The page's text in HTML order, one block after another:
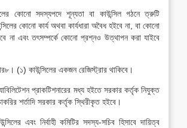
কোনো সদস্যপদে শূন্যতা বা কাউন্সিল গঠনে ত্রুটি
কোনো কার্য অথবা কার্যধারা অবৈধ হইবে না, বা কোনো
না এবং তৎসম্পর্কে কোনো প্রশ্নও উত্থাপন করা যাইবে
(১) কাউন্সিলের একজন রেজিস্ট্রার থাকিবে।
প্রাকটিশনারের মধ্য হইতে সরকার কর্তৃক নিযুক্ত
শর্তাদি সরকার কর্তৃক স্থিরীকৃত হইবে।
এবং নির্বাহী কমিটির সদস্য-সচিব হিসাবে দায়িত্ব